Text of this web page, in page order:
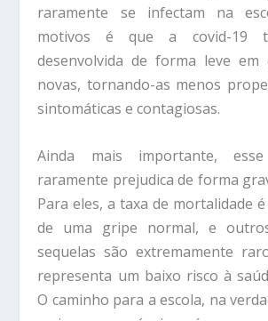
raramente se infectam na
motivos é que a covid-19
desenvolvida de forma leve em
novas, tornando-as menos
sintomáticas e contagiosas.
Ainda mais importante, esse
raramente prejudica de forma
Para eles, a taxa de mortalidade
de uma gripe normal, e
sequelas são extremamente
representa um baixo risco à
O caminho para a escola, na